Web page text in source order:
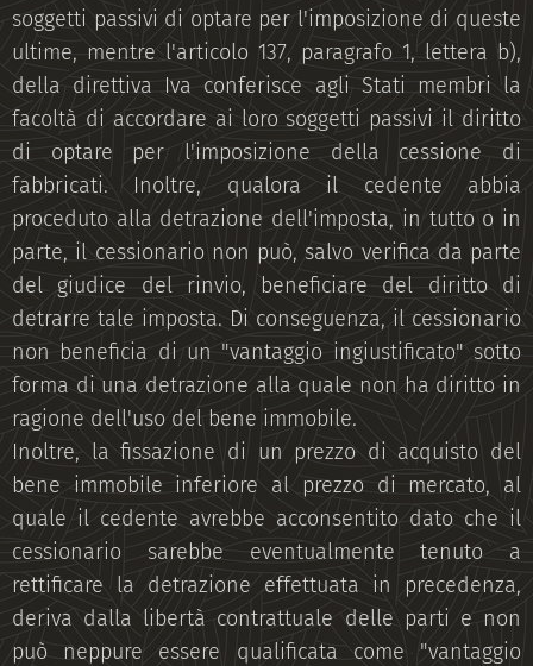
soggetti passivi di optare per l'imposizione di queste
ultime, mentre l'articolo 137, paragrafo 1, lettera b),
della direttiva Iva conferisce agli Stati membri la
facoltà di accordare ai loro soggetti passivi il diritto
di optare per l'imposizione della cessione di
fabbricati. Inoltre, qualora il cedente abbia
proceduto alla detrazione dell'imposta, in tutto o in
parte, il cessionario non può, salvo verifica da parte
del giudice del rinvio, beneficiare del diritto di
detrarre tale imposta. Di conseguenza, il cessionario
non beneficia di un "vantaggio ingiustificato" sotto
forma di una detrazione alla quale non ha diritto in
ragione dell'uso del bene immobile.
Inoltre, la fissazione di un prezzo di acquisto del
bene immobile inferiore al prezzo di mercato, al
quale il cedente avrebbe acconsentito dato che il
cessionario sarebbe eventualmente tenuto a
rettificare la detrazione effettuata in precedenza,
deriva dalla libertà contrattuale delle parti e non
può neppure essere qualificata come "vantaggio